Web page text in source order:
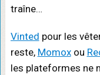
traîne…
Vinted pour les
reste, Momoxou
les plateformes ne